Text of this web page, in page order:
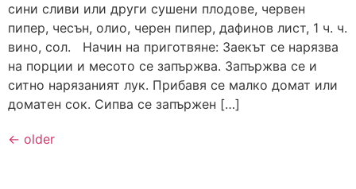
сини сливи или други сушени плодове, червен
пипер, чесън, олио, черен пипер, дафинов лист, 1 ч. ч.
вино, сол. Начин на приготвяне: Заекът се нарязва
на порции и месото се запържва. Запържва се и
ситно нарязаният лук. Прибавя се малко домат или
доматен сок. Сипва се запържен […]
← older